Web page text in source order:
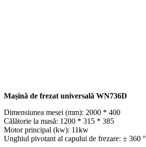
Mașină de frezat universală WN736D
Dimensiunea mesei (mm): 2000 * 400
Călătorie la masă: 1200 * 315 * 385
Motor principal (kw): 11kw
Unghiul pivotant al capului de frezare: ± 360 °